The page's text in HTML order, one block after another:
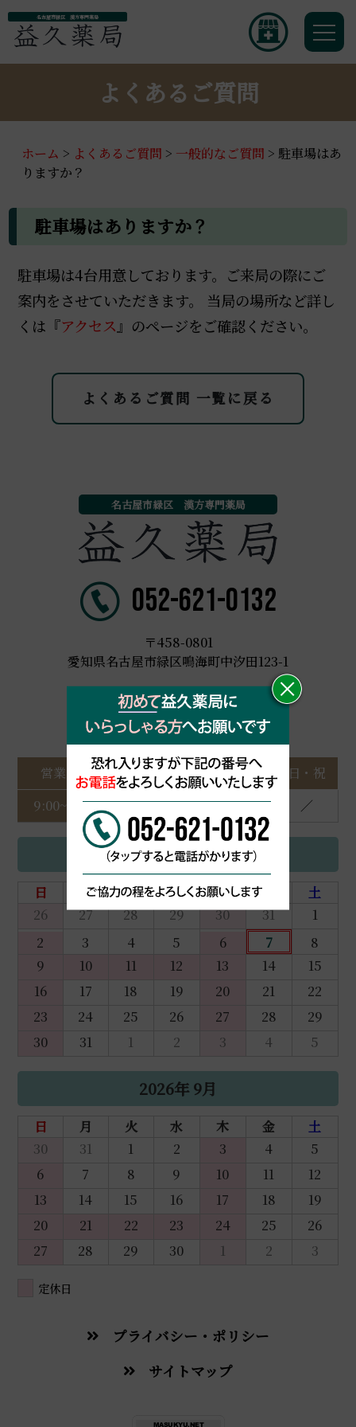
名古屋市緑区 漢方専門薬局
よくあるご質問
ホーム > よくあるご質問 > 一般的なご質問 > 駐車場はあ
りますか？
駐車場はありますか？
駐車場は4台用意しております。ご来局の際にご
案内をさせていただきます。 当局の場所など詳し
くは『アクセス』のページをご確認ください。
よくあるご質問 一覧に戻る
名古屋市緑区 漢方専門薬局
052-621-0132
〒458-0801
愛知県名古屋市緑区鳴海町中汐田123-1
営業時間 月 火 水 木 金 土
日・祝
9:00~15:00
● ● ● ／ ● ● ／
2026年 8月
日 月 火 水 木
土
26
27 28 29 30 31
1
2
3 4 5 6 7
8
9
10 11 12 13 14
15
16
17 18 19 20 21
22
23
24 25 26 27 28
29
30
31 1 2 3 4 5
2026年 9月
日 月 火 水 木 金
土
30
31 1 2 3 4
5
6
7 8 9 10 11
12
13
14 15 16 17 18
19
20
21 22 23 24 25
26
27
28 29 30 1 2 3
定休日
プライバシー・ポリシー
サイトマップ